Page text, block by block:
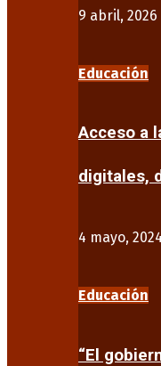
9 abril, 2026
Educación
Acceso a
digitales,
4 mayo, 2024
Educación
“El